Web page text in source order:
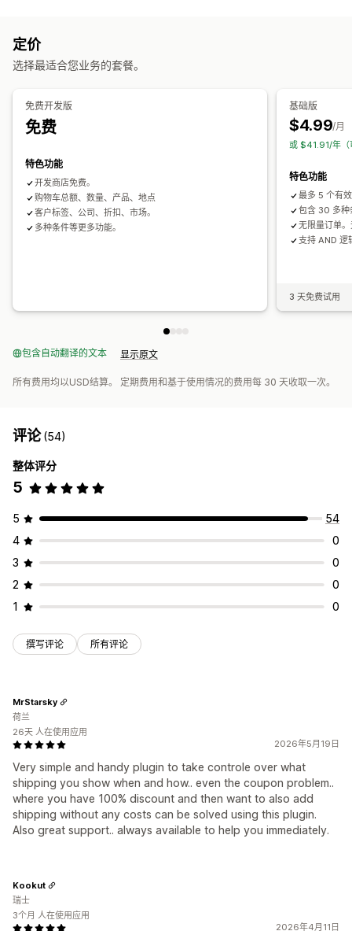
定价
选择最适合您业务的套餐。
免费开发版
免费
特色功能
开发商店免费。
购物车总额、数量、产品、地点
客户标签、公司、折扣、市场。
多种条件等更多功能。
基础版
$4.99/月
或 $41.91/年（
特色功能
最多 5 个有
包含 30 多种
无限量订单
支持 AND 逻
3 天免费试用
包含自动翻译的文本 显示原文
所有费用均以USD结算。 定期费用和基于使用情况的费用每 30 天收取一次。
评论(54)
整体评分
5
5
54
4
0
3
0
2
0
1
0
撰写评论 所有评论
2026年5月19日
Very simple and handy plugin to take controle over what
shipping you show when and how.. even the coupon problem..
where you have 100% discount and then want to also add
shipping without any costs can be solved using this plugin.
Also great support.. always available to help you immediately.
MrStarsky
荷兰
26天 人在使用应用
2026年4月11日
Kookut
瑞士
3个月 人在使用应用